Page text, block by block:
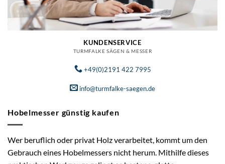
KUNDENSERVICE
TURMFALKE SÄGEN & MESSER
+49(0)2191 422 7995
info@turmfalke-saegen.de
Hobelmesser günstig kaufen
Wer beruflich oder privat Holz verarbeitet, kommt um den
Gebrauch eines Hobelmessers nicht herum. Mithilfe dieses